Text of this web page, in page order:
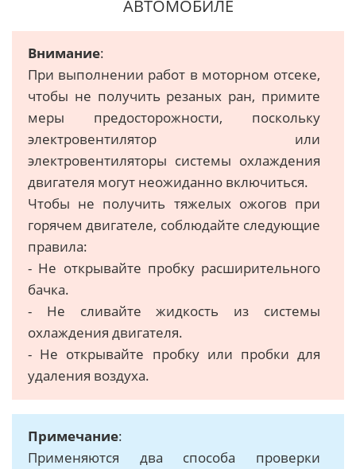
АВТОМОБИЛЕ
Внимание:
При выполнении работ в моторном отсеке,
чтобы не получить резаных ран, примите
меры предосторожности, поскольку
электровентилятор или
электровентиляторы системы охлаждения
двигателя могут неожиданно включиться.
Чтобы не получить тяжелых ожогов при
горячем двигателе, соблюдайте следующие
правила:
- Не открывайте пробку расширительного
бачка.
- Не сливайте жидкость из системы
охлаждения двигателя.
- Не открывайте пробку или пробки для
удаления воздуха.
Примечание:
Применяются два способа проверки